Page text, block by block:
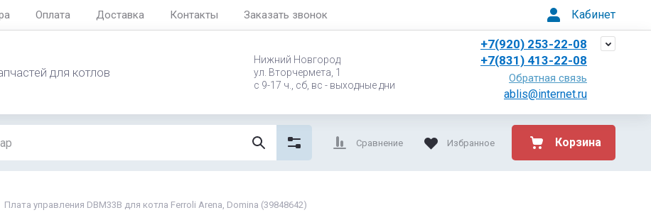
Оплата Доставка Контакты Заказать звонок Кабинет
для котлов
Нижний Новгород
ул. Вторчермета, 1
с 9-17 ч., сб, вс - выходные дни
+7(920) 253-22-08
+7(831) 413-22-08
Обратная связь
ablis@internet.ru
Сравнение Избранное Корзина
Плата управления DBM33B для котла Ferroli Arena, Domina (39848642)